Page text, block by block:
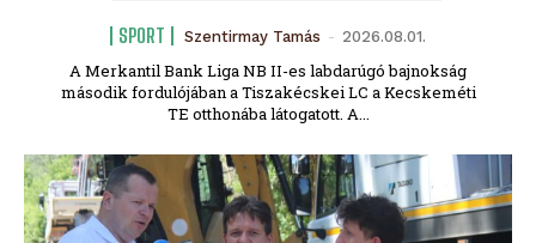
SPORT Szentirmay Tamás - 2026.08.01.
A Merkantil Bank Liga NB II-es labdarúgó bajnokság
második fordulójában a Tiszakécskei LC a Kecskeméti
TE otthonába látogatott. A...